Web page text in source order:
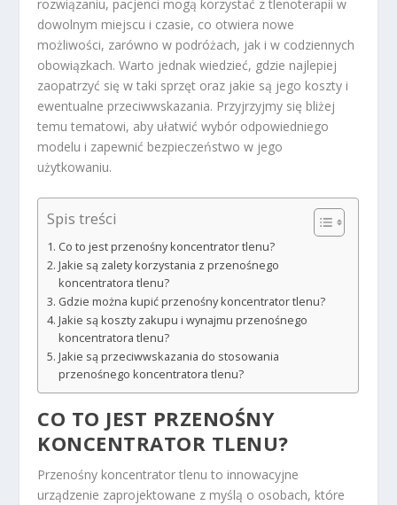
rozwiązaniu, pacjenci mogą korzystać z tlenoterapii w
dowolnym miejscu i czasie, co otwiera nowe
możliwości, zarówno w podróżach, jak i w codziennych
obowiązkach. Warto jednak wiedzieć, gdzie najlepiej
zaopatrzyć się w taki sprzęt oraz jakie są jego koszty i
ewentualne przeciwwskazania. Przyjrzyjmy się bliżej
temu tematowi, aby ułatwić wybór odpowiedniego
modelu i zapewnić bezpieczeństwo w jego
użytkowaniu.
Spis treści
Co to jest przenośny koncentrator tlenu?
Jakie są zalety korzystania z przenośnego
koncentratora tlenu?
Gdzie można kupić przenośny koncentrator tlenu?
Jakie są koszty zakupu i wynajmu przenośnego
koncentratora tlenu?
Jakie są przeciwwskazania do stosowania
przenośnego koncentratora tlenu?
CO TO JEST PRZENOŚNY
KONCENTRATOR TLENU?
Przenośny koncentrator tlenu to innowacyjne
urządzenie zaprojektowane z myślą o osobach, które